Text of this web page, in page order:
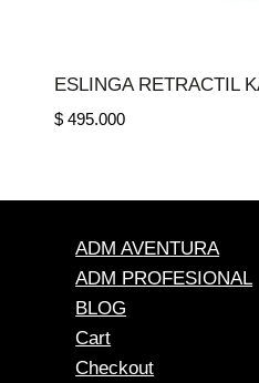
ESLINGA RETRACTIL
$495.000
ADM AVENTURA
ADM PROFESIONAL
BLOG
Cart
Checkout